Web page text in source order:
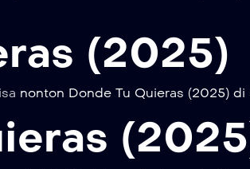
(2025)
nonton Donde Tu Quieras (2025) di